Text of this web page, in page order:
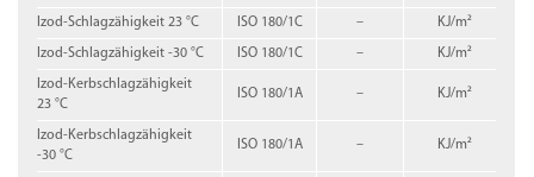
Izod-Schlagzähigkeit 23 °C ISO 180/1C – KJ/m²
Izod-Schlagzähigkeit -30 °C ISO 180/1C – KJ/m²
Izod-Kerbschlagzähigkeit
23 °C
ISO 180/1A – KJ/m²
Izod-Kerbschlagzähigkeit
-30 °C
ISO 180/1A – KJ/m²